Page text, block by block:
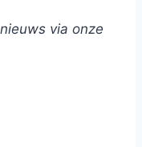
amaretti
mooie mand.
via onze